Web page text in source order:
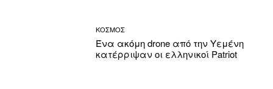
ΚΟΣΜΟΣ
Ένα ακόμη drone από την Υεμένη
κατέρριψαν οι ελληνικοί Patriot